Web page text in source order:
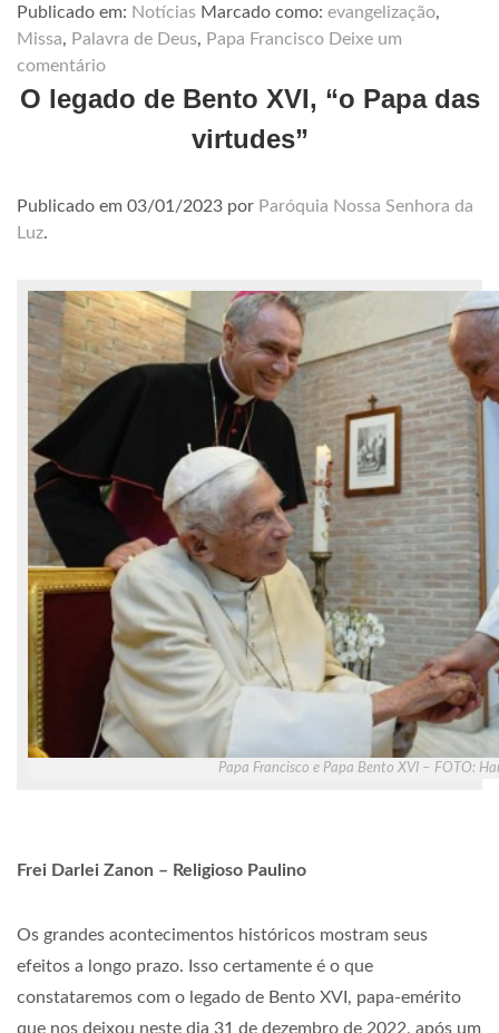
Publicado em: Notícias Marcado como: evangelização,
Missa, Palavra de Deus, Papa Francisco Deixe um
comentário
O legado de Bento XVI, “o Papa das
virtudes”
Publicado em 03/01/2023 por Paróquia Nossa Senhora da
Luz.
Papa Francisco e Papa Bento XVI – FOTO:
Frei Darlei Zanon – Religioso Paulino
Os grandes acontecimentos históricos mostram seus
efeitos a longo prazo. Isso certamente é o que
constataremos com o legado de Bento XVI, papa-emérito
que nos deixou neste dia 31 de dezembro de 2022, após um